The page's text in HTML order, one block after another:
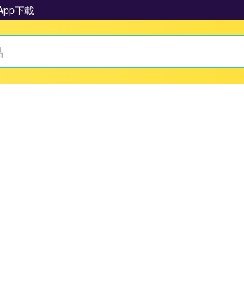
下載